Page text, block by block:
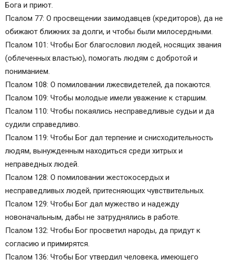
Бога и приют.
Псалом 77: О просвещении заимодавцев (кредиторов), да не
обижают ближних за долги, и чтобы были милосердными.
Псалом 101: Чтобы Бог благословил людей, носящих звания
(облеченных властью), помогать людям с добротой и
пониманием.
Псалом 108: О помиловании лжесвидетелей, да покаются.
Псалом 109: Чтобы молодые имели уважение к старшим.
Псалом 110: Чтобы покаялись несправедливые судьи и да
судили справедливо.
Псалом 119: Чтобы Бог дал терпение и снисходительность
людям, вынужденным находиться среди хитрых и
неправедных людей.
Псалом 128: О помиловании жестокосердых и
несправедливых людей, притесняющих чувствительных.
Псалом 129: Чтобы Бог дал мужество и надежду
новоначальным, дабы не затруднялись в работе.
Псалом 132: Чтобы Бог просветил народы, да придут к
согласию и примирятся.
Псалом 136: Чтобы Бог утвердил человека, имеющего